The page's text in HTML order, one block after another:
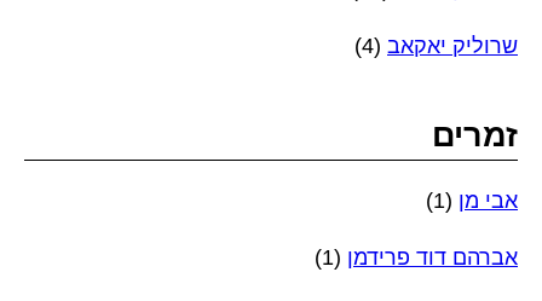
שרוליק יאקאב (4)
זמרים
אבי מן (1)
אברהם דוד פרידמן (1)